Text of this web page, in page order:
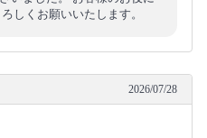
しくお願いいたします。
2026/07/28